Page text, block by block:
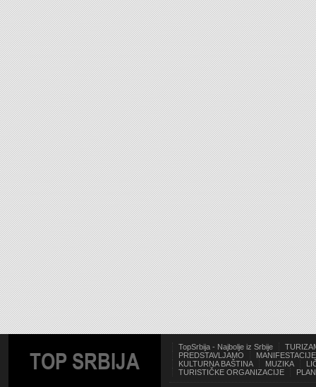
TOP SRBIJA
TopSrbija - Najbolje iz Srbije
PREDSTAVLJAMO
MANIFESTACIJE
KULTURNA BAŠTINA
MUZIKA
TURISTIČKE ORGANIZACIJE